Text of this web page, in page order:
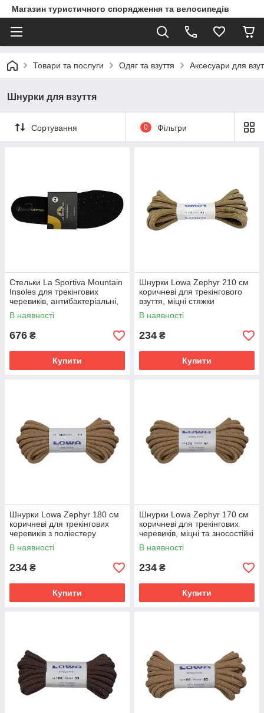
Магазин туристичного спорядження та велосипедів
Товари та послуги Одяг та взуття Аксесуари для
Шнурки для взуття
Сортування 0 Фільтри
Стельки La Sportiva Mountain
Insoles для трекінгових
черевиків, антибактеріальні,
чорні
В наявності
676 ₴
Купити
Шнурки Lowa Zephyr 210 см
коричневі для трекінгового
взуття, міцні стяжки
В наявності
234 ₴
Купити
Шнурки Lowa Zephyr 180 см
коричневі для трекінгових
черевиків з поліестеру
В наявності
234 ₴
Купити
Шнурки Lowa Zephyr 170 см
коричневі для трекінгових
черевиків, міцні та зносостійкі
В наявності
234 ₴
Купити